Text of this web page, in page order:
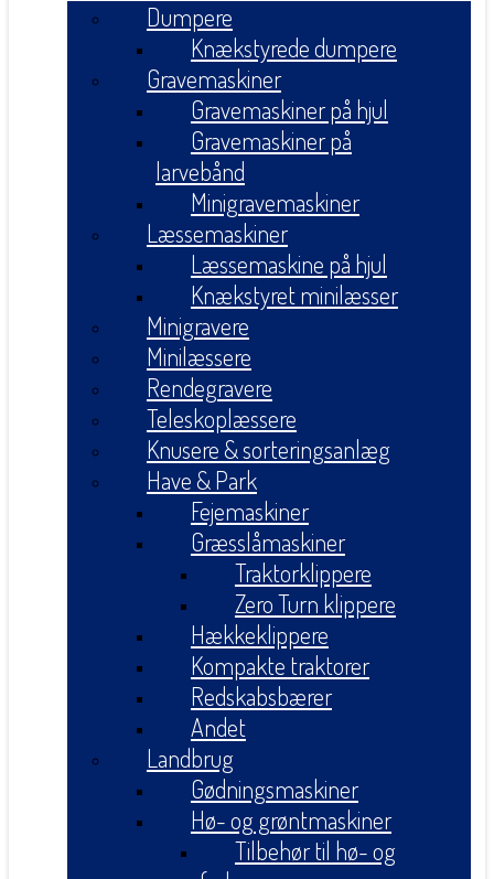
Dumpere
Knækstyrede dumpere
Gravemaskiner
Gravemaskiner på hjul
Gravemaskiner på
larvebånd
Minigravemaskiner
Læssemaskiner
Læssemaskine på hjul
Knækstyret minilæsser
Minigravere
Minilæssere
Rendegravere
Teleskoplæssere
Knusere & sorteringsanlæg
Have & Park
Fejemaskiner
Græsslåmaskiner
Traktorklippere
Zero Turn klippere
Hækkeklippere
Kompakte traktorer
Redskabsbærer
Andet
Landbrug
Gødningsmaskiner
Hø- og grøntmaskiner
Tilbehør til hø- og